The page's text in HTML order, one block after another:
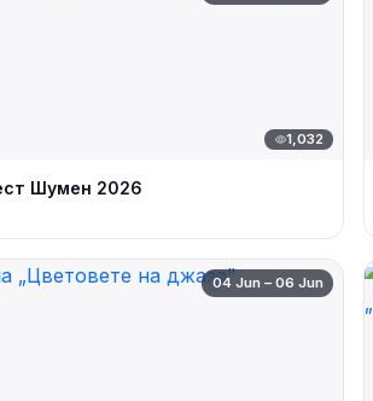
1,032
Шумен 2026
04 Jun – 06 Jun